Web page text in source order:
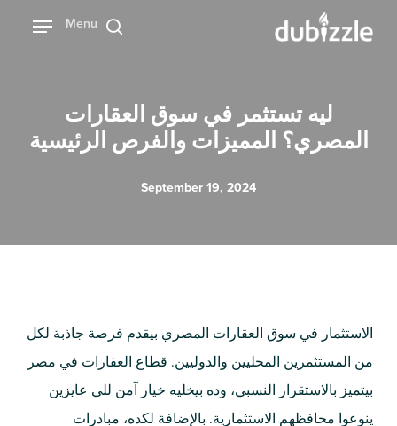
بحث
Menu
ليه تستثمر في سوق العقارات
المصري؟ المميزات والفرص الرئيسية
September 19, 2024
الاستثمار في سوق العقارات المصري بيقدم فرصة جاذبة لكل
من المستثمرين المحليين والدوليين. قطاع العقارات في مصر
بيتميز بالاستقرار النسبي، وده بيخليه خيار آمن للي عايزين
ينوعوا محافظهم الاستثمارية. بالإضافة لكده، مبادرات